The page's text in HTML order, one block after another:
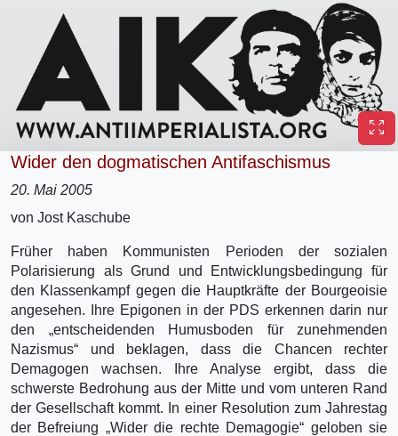
Wider den dogmatischen Antifaschismus
20. Mai 2005
von Jost Kaschube
Früher haben Kommunisten Perioden der sozialen
Polarisierung als Grund und Entwicklungsbedingung für
den Klassenkampf gegen die Hauptkräfte der Bourgeoisie
angesehen. Ihre Epigonen in der PDS erkennen darin nur
den „entscheidenden Humusboden für zunehmenden
Nazismus“ und beklagen, dass die Chancen rechter
Demagogen wachsen. Ihre Analyse ergibt, dass die
schwerste Bedrohung aus der Mitte und vom unteren Rand
der Gesellschaft kommt. In einer Resolution zum Jahrestag
der Befreiung „Wider die rechte Demagogie“ geloben sie